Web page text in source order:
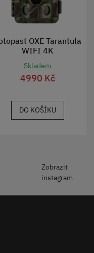
OXE Tarantula
WIFI 4K
Skladem
4990 Kč
DO KOŠÍKU
Zobrazit
instagram